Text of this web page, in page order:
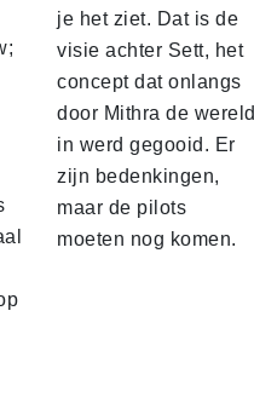
je het ziet. Dat is de
visie achter Sett, het
concept dat onlangs
door Mithra de wereld
in werd gegooid. Er
zijn bedenkingen,
maar de pilots
moeten nog komen.